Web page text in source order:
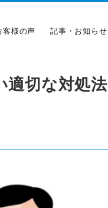
客様の声 記事・お知らせ
適切な対処法